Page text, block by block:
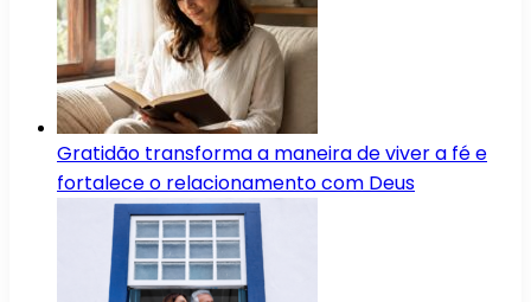
Gratidão transforma a maneira de viver a fé e
fortalece o relacionamento com Deus